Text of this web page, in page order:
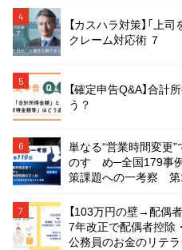
4
【カスハラ対策】「上
クレーム対応術 ７
5
【確定申告Q&A】合
う？
6
単なる“営業時間変更
のすゝめ─全国179事
策課題への一考察 第
7
【103万円の壁→配偶
7年改正で配偶者控除
公務員のお金のリテ